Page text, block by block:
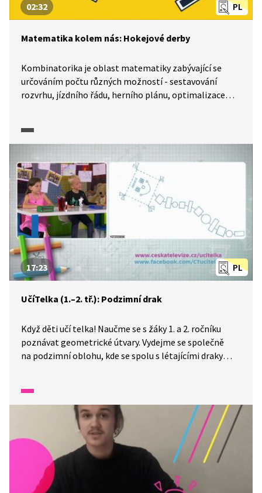
PL
02:32
Matematika kolem nás: Hokejové derby
Kombinatorika je oblast matematiky zabývající se
určováním počtu různých možností - sestavování
rozvrhu, jízdního řádu, herního plánu, optimalizace
i v následujícím pracovním listě.
PL
17:23
UčíTelka (1.–2. tř.): Podzimní drak
Když děti učí telka! Naučme se s žáky 1. a 2. ročníku
poznávat geometrické útvary. Vydejme se společně
na podzimní oblohu, kde se spolu s létajícími draky
zkusíme i draka vyrobit. Tak vzhůru do oblak!